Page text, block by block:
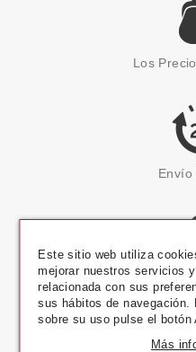
Los
Envío
Este sitio web utiliza
mejorar nuestros servicios
relacionada con sus
sus hábitos de navegación.
sobre su uso pulse el botón
Más